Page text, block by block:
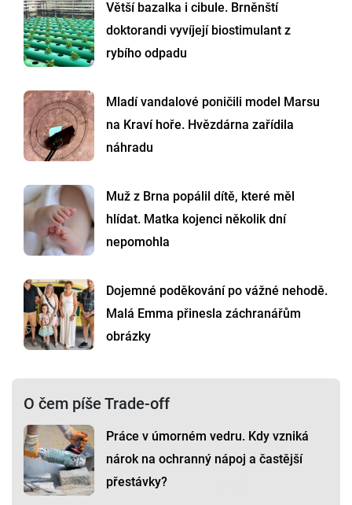
Větší bazalka i cibule. Brněnští
doktorandi vyvíjejí biostimulant z
rybího odpadu
Mladí vandalové poničili model Marsu
na Kraví hoře. Hvězdárna zařídila
náhradu
Muž z Brna popálil dítě, které měl
hlídat. Matka kojenci několik dní
nepomohla
Dojemné poděkování po vážné nehodě.
Malá Emma přinesla záchranářům
obrázky
O čem píše Trade-off
Práce v úmorném vedru. Kdy vzniká
nárok na ochranný nápoj a častější
přestávky?